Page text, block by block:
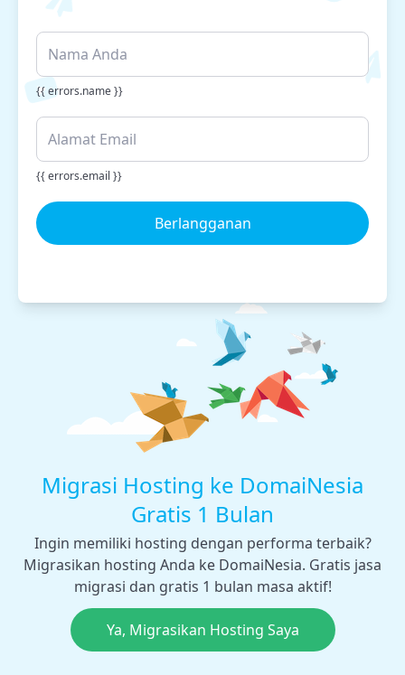
{{ errors.name }}
{{ errors.email }}
Berlangganan
Migrasi Hosting ke DomaiNesia
Gratis 1 Bulan
Ingin memiliki hosting dengan performa terbaik?
Migrasikan hosting Anda ke DomaiNesia. Gratis jasa
migrasi dan gratis 1 bulan masa aktif!
Ya, Migrasikan Hosting Saya